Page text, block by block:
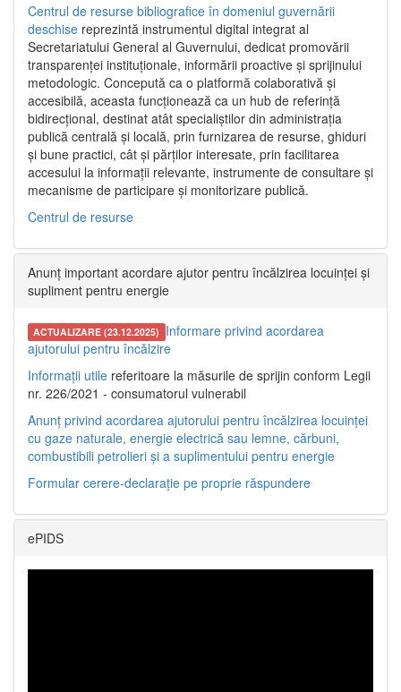
Centrul de resurse bibliografice în domeniul guvernării
deschise reprezintă instrumentul digital integrat al
Secretariatului General al Guvernului, dedicat promovării
transparenței instituționale, informării proactive și sprijinului
metodologic. Concepută ca o platformă colaborativă și
accesibilă, aceasta funcționează ca un hub de referință
bidirecțional, destinat atât specialiștilor din administrația
publică centrală și locală, prin furnizarea de resurse, ghiduri
și bune practici, cât și părților interesate, prin facilitarea
accesului la informații relevante, instrumente de consultare și
mecanisme de participare și monitorizare publică.
Centrul de resurse
Anunț important acordare ajutor pentru încălzirea locuinței și
supliment pentru energie
ACTUALIZARE (23.12.2025) Informare privind acordarea
ajutorului pentru încălzire
Informații utile referitoare la măsurile de sprijin conform Legii
nr. 226/2021 - consumatorul vulnerabil
Anunț privind acordarea ajutorului pentru încălzirea locuinței
cu gaze naturale, energie electrică sau lemne, cărbuni,
combustibili petrolieri și a suplimentului pentru energie
Formular cerere-declarație pe proprie răspundere
ePIDS